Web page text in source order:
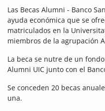
Las Becas Alumni - Banco
ayuda económica que se
matriculados en la
miembros de la agrupación
La beca se nutre de un
Alumni UIC junto con el
Se conceden 20 becas
una.